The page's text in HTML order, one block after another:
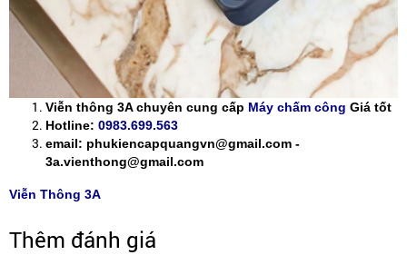
Viễn thông 3A chuyên cung cấp Máy chấm công Giá tốt
Hotline: 0983.699.563
email: phukiencapquangvn@gmail.com -
3a.vienthong@gmail.com
Viễn Thông 3A
Thêm đánh giá